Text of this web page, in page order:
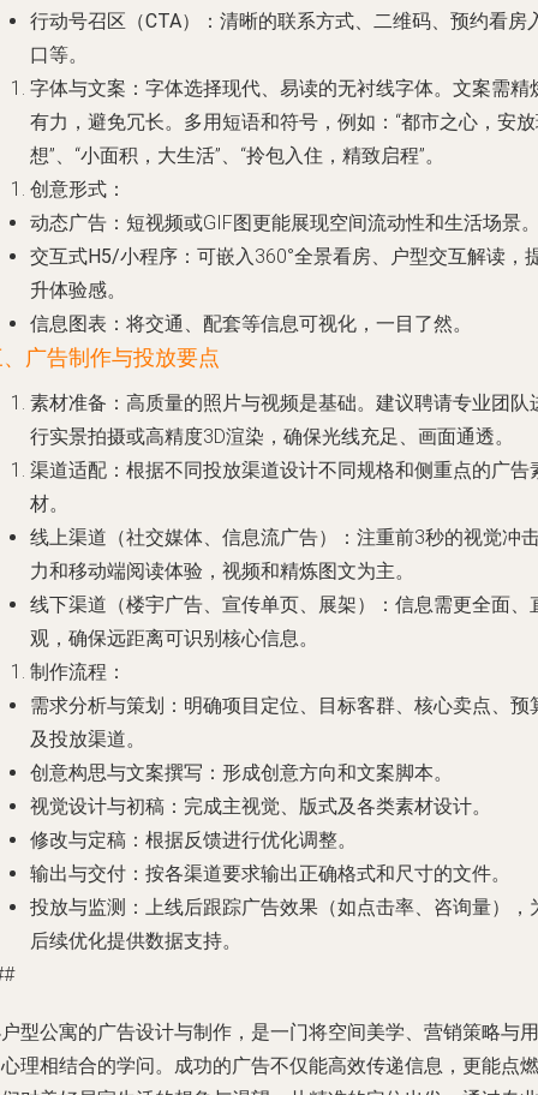
行动号召区（CTA）
：清晰的联系方式、二维码、预约看房
口等。
字体与文案 ：字体选择现代、易读的无衬线字体。文案需精
有力，避免冗长。多用短语和符号，例如：“都市之心，安
想”、“小面积，大生活”、“拎包入住，精致启程”。
创意形式 ：
动态广告 ：短视频或GIF图更能展现空间流动性和生活场景
交互式H5/小程序 ：可嵌入360°全景看房、户型交互解读，
升体验感。
信息图表 ：将交通、配套等信息可视化，一目了然。
广告制作与投放要点
素材准备 ：高质量的照片与视频是基础。建议聘请专业团队
行实景拍摄或高精度3D渲染，确保光线充足、画面通透。
渠道适配 ：根据不同投放渠道设计不同规格和侧重点的广告
材。
线上渠道（社交媒体、信息流广告）
：注重前3秒的视觉冲
力和移动端阅读体验，视频和精炼图文为主。
线下渠道（楼宇广告、宣传单页、展架）
：信息需更全面、
观，确保远距离可识别核心信息。
制作流程 ：
需求分析与策划 ：明确项目定位、目标客群、核心卖点、预
及投放渠道。
创意构思与文案撰写 ：形成创意方向和文案脚本。
视觉设计与初稿 ：完成主视觉、版式及各类素材设计。
修改与定稿 ：根据反馈进行优化调整。
输出与交付 ：按各渠道要求输出正确格式和尺寸的文件。
投放与监测 ：上线后跟踪广告效果（如点击率、咨询量），
后续优化提供数据支持。
型公寓的广告设计与制作，是一门将空间美学、营销策略与用
理相结合的学问。成功的广告不仅能高效传递信息，更能点燃